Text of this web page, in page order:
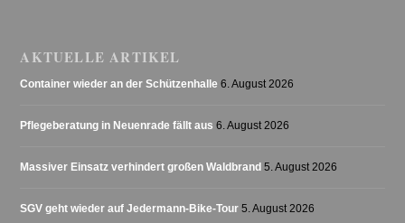
AKTUELLE ARTIKEL
Container wieder an der Schützenhalle 6. August 2026
Pflegeberatung in Neuenrade fällt aus 6. August 2026
Massiver Einsatz verhindert großen Waldbrand 5. August 2026
SGV geht wieder auf Jedermann-Bike-Tour 5. August 2026